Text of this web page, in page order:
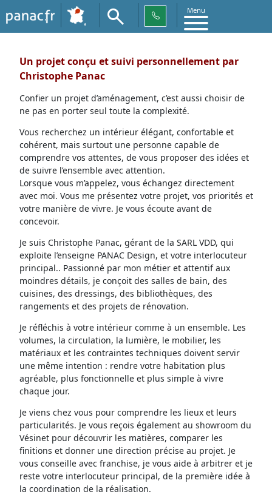
Menu
Un projet conçu et suivi personnellement par
Christophe Panac
Confier un projet d’aménagement, c’est aussi choisir de
ne pas en porter seul toute la complexité.
Vous recherchez un intérieur élégant, confortable et
cohérent, mais surtout une personne capable de
comprendre vos attentes, de vous proposer des idées et
de suivre l’ensemble avec attention.
Lorsque vous m’appelez, vous échangez directement
avec moi. Vous me présentez votre projet, vos priorités et
votre manière de vivre. Je vous écoute avant de
concevoir.
Je suis Christophe Panac, gérant de la SARL VDD, qui
exploite l’enseigne PANAC Design, et votre interlocuteur
principal.. Passionné par mon métier et attentif aux
moindres détails, je conçoit des salles de bain, des
cuisines, des dressings, des bibliothèques, des
rangements et des projets de rénovation.
Je réfléchis à votre intérieur comme à un ensemble. Les
volumes, la circulation, la lumière, le mobilier, les
matériaux et les contraintes techniques doivent servir
une même intention : rendre votre habitation plus
agréable, plus fonctionnelle et plus simple à vivre
chaque jour.
Je viens chez vous pour comprendre les lieux et leurs
particularités. Je vous reçois également au showroom du
Vésinet pour découvrir les matières, comparer les
finitions et donner une direction précise au projet. Je
vous conseille avec franchise, je vous aide à arbitrer et je
reste votre interlocuteur principal, de la première idée à
la coordination de la réalisation.